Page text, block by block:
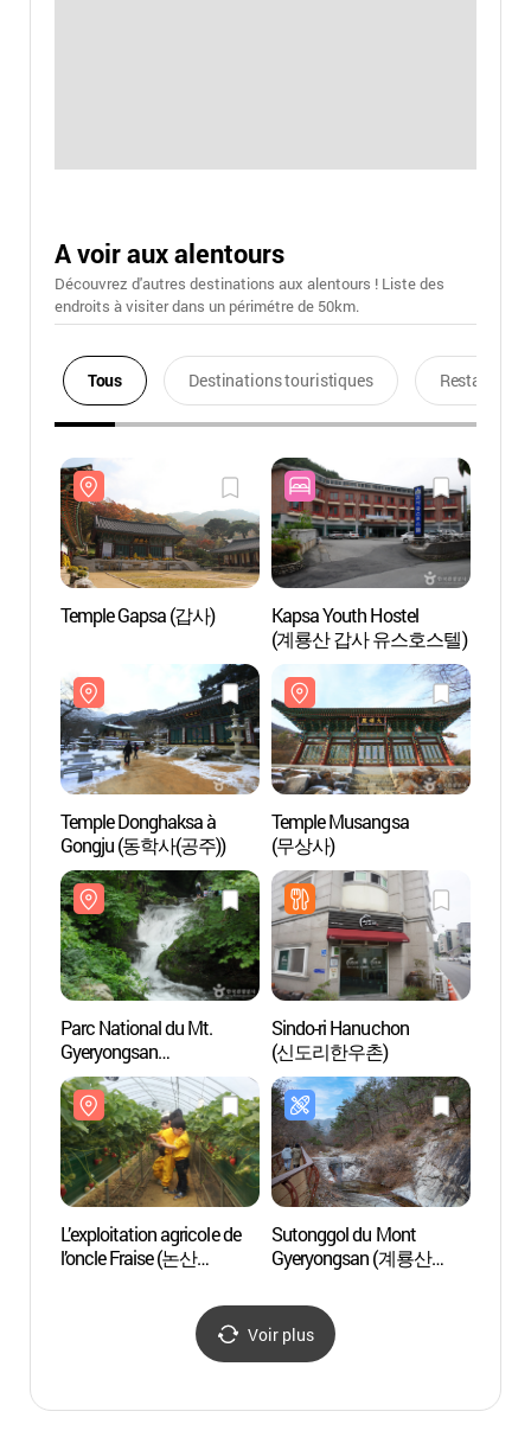
A voir aux alentours
Découvrez d'autres destinations aux alentours ! Liste des
endroits à visiter dans un périmétre de 50km.
Tous Destinations touristiques Restaurants
Temple Gapsa (갑사)
Kapsa Youth Hostel
(계룡산 갑사 유스호스텔)
Temple Donghaksa à
Gongju (동학사(공주))
Temple Musangsa
(무상사)
Parc National du Mt.
Gyeryongsan
(계룡산국립공원)
Sindo-ri Hanuchon
(신도리한우촌)
L’exploitation agricole de
l’oncle Fraise (논산
Sutonggol du Mont
Gyeryongsan (계룡산
Voir plus